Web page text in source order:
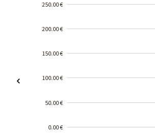
250.00 €
200.00 €
150.00 €
100.00 €
50.00 €
0.00 €